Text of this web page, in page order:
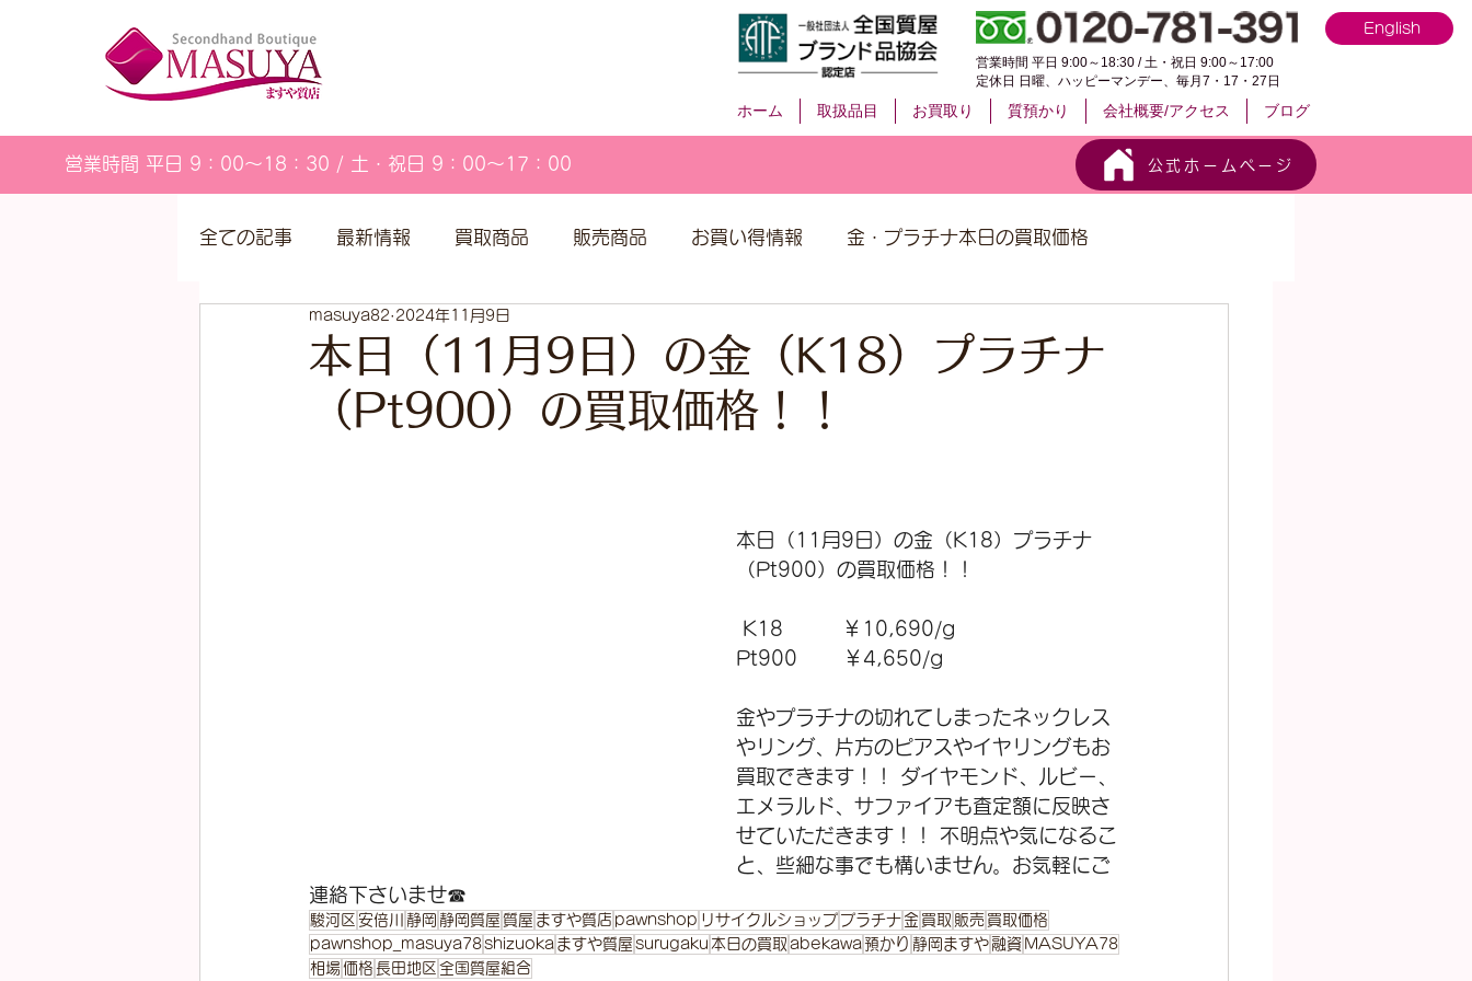
English
営業時間 平日 9:00～18:30 / 土・祝日 9:00～17:00
定休日 日曜、ハッピーマンデー、毎月7・17・27日
ホーム 取扱品目 お買取り 質預かり 会社概要/アクセス ブログ
営業時間 平日 9：00～18：30 / 土・祝日 9：00～17：00 公式ホームページ
全ての記事 最新情報 買取商品 販売商品 お買い得情報 金・プラチナ本日の買取価格
営業カレンダー
本日（11月9日）の金（K18）プラチナ
（Pt900）の買取価格！！
masuya82 2024年11月9日
本日（11月9日）の金（K18）プラチナ
（Pt900）の買取価格！！
K18　　　￥10,690/g
Pt900       ￥4,650/g
金やプラチナの切れてしまったネックレス
やリング、片方のピアスやイヤリングもお
買取できます！！ ダイヤモンド、ルビー、
エメラルド、サファイアも査定額に反映さ
せていただきます！！ 不明点や気になるこ
と、些細な事でも構いません。お気軽にご
連絡下さいませ☎
駿河区 安倍川 静岡 静岡質屋 質屋 ますや質店 pawnshop リサイクルショップ プラチナ 金 買取 販売 買取価格
pawnshop_masuya78shizuoka ますや質屋 surugaku 本日の買取 abekawa 預かり 静岡ますや 融資 MASUYA78
相場 価格 長田地区 全国質屋組合